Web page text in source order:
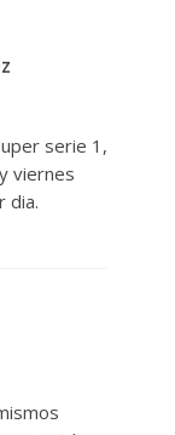
serie 1,
viernes
dia.